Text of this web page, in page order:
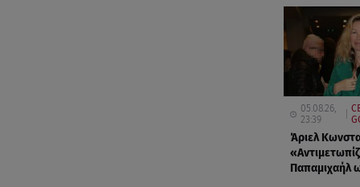
05.08.26,
23:39
Άριελ
Παπαμιχαήλ